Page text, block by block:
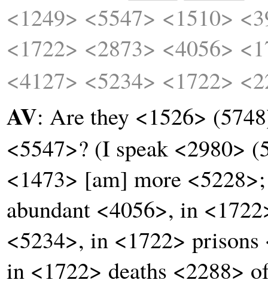
<1249> <5547> <1510>
<1722> <2873> <4056>
<4127> <5234> <1722>
AV: Are they <1526>
<5547>? (I speak <2980>
<1473> [am] more
abundant <4056>, in
<5234>, in <1722>
in <1722> deaths <2288>